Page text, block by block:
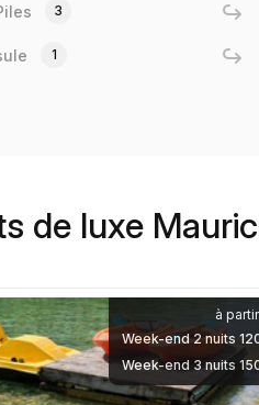
3
1
de luxe
à
Week-end 2 nuits
Week-end 3 nuits